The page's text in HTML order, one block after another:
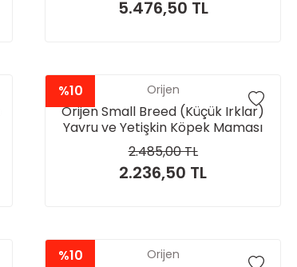
5.476,50 TL
%10 Orijen
Orijen Small Breed (Küçük Irklar)
Yavru ve Yetişkin Köpek Maması
1.8kg
2.485,00 TL
2.236,50 TL
%10 Orijen